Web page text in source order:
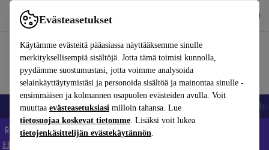
Evästeasetukset
Käytämme evästeitä pääasiassa näyttääksemme sinulle
merkityksellisempiä sisältöjä. Jotta tämä toimisi kunnolla,
pyydämme suostumustasi, jotta voimme analysoida
selainkäyttäytymistäsi ja personoida sisältöä ja mainontaa sinulle -
ensimmäisen ja kolmannen osapuolen evästeiden avulla. Voit
muuttaa evästeasetuksiasi milloin tahansa. Lue
tietosuojaa koskevat tietomme. Lisäksi voit lukea
tietojenkäsittelijän evästekäytännön.
Käytä refurbed-palvelua nopeasti ja helposti
Matkapuhelimet ja älypuhelimet Kannettavat tietokoneet
📱 Säästä 5 % LISÄÄ iPhoneista – Koodi: IPHONEDEAL –
Ehdot ja säännöt